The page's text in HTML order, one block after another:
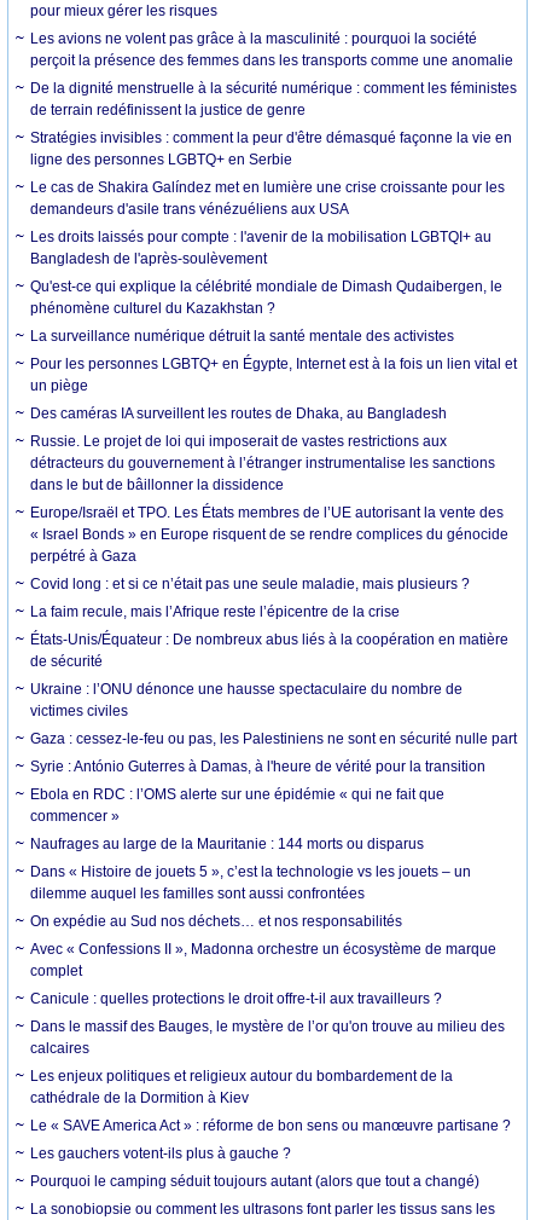
pour mieux gérer les risques
Les avions ne volent pas grâce à la masculinité : pourquoi la société
perçoit la présence des femmes dans les transports comme une anomalie
De la dignité menstruelle à la sécurité numérique : comment les féministes
de terrain redéfinissent la justice de genre
Stratégies invisibles : comment la peur d'être démasqué façonne la vie en
ligne des personnes LGBTQ+ en Serbie
Le cas de Shakira Galíndez met en lumière une crise croissante pour les
demandeurs d'asile trans vénézuéliens aux USA
Les droits laissés pour compte : l'avenir de la mobilisation LGBTQI+ au
Bangladesh de l'après-soulèvement
Qu'est-ce qui explique la célébrité mondiale de Dimash Qudaibergen, le
phénomène culturel du Kazakhstan ?
La surveillance numérique détruit la santé mentale des activistes
Pour les personnes LGBTQ+ en Égypte, Internet est à la fois un lien vital et
un piège
Des caméras IA surveillent les routes de Dhaka, au Bangladesh
Russie. Le projet de loi qui imposerait de vastes restrictions aux
détracteurs du gouvernement à l’étranger instrumentalise les sanctions
dans le but de bâillonner la dissidence
Europe/Israël et TPO. Les États membres de l’UE autorisant la vente des
« Israel Bonds » en Europe risquent de se rendre complices du génocide
perpétré à Gaza
Covid long : et si ce n’était pas une seule maladie, mais plusieurs ?
La faim recule, mais l’Afrique reste l’épicentre de la crise
États-Unis/Équateur : De nombreux abus liés à la coopération en matière
de sécurité
Ukraine : l’ONU dénonce une hausse spectaculaire du nombre de
victimes civiles
Gaza : cessez-le-feu ou pas, les Palestiniens ne sont en sécurité nulle part
Syrie : António Guterres à Damas, à l'heure de vérité pour la transition
Ebola en RDC : l’OMS alerte sur une épidémie « qui ne fait que
commencer »
Naufrages au large de la Mauritanie : 144 morts ou disparus
Dans « Histoire de jouets 5 », c’est la technologie vs les jouets – un
dilemme auquel les familles sont aussi confrontées
On expédie au Sud nos déchets… et nos responsabilités
Avec « Confessions II », Madonna orchestre un écosystème de marque
complet
Canicule : quelles protections le droit offre-t-il aux travailleurs ?
Dans le massif des Bauges, le mystère de l’or qu'on trouve au milieu des
calcaires
Les enjeux politiques et religieux autour du bombardement de la
cathédrale de la Dormition à Kiev
Le « SAVE America Act » : réforme de bon sens ou manœuvre partisane ?
Les gauchers votent-ils plus à gauche ?
Pourquoi le camping séduit toujours autant (alors que tout a changé)
La sonobiopsie ou comment les ultrasons font parler les tissus sans les